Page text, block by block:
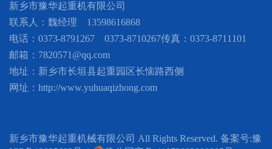
新乡市豫华起重机有限公司
联系人：魏经理 13598616868
电话：0373-8791267 0373-8710267传真：0373-8711101
邮箱：7820571@qq.com
地址：新乡市长垣县起重园区长恼路西侧
网址：http://www.yuhuaqizhong.com
新乡市豫华起重机械有限公司 All Rights Reserved. 备案号:豫